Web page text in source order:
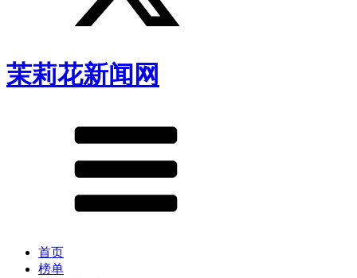
茉莉花新闻网
首页
榜单